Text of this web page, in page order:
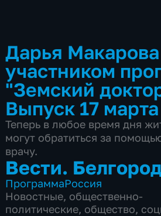
Дарья Макарова
участником
"Земский
Выпуск 17
Теперь в любое время дня
могут обратиться за
врачу.
Вести.
ПрограммаРоссия
Новостные, общественно-
политические, общество,